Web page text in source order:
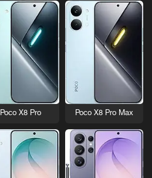
Poco X8 Pro Max
Poco X8 Pro